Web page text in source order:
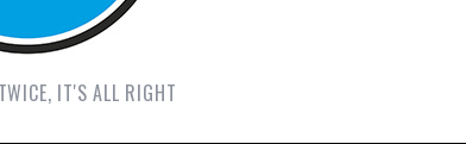
IT'S ALL RIGHT